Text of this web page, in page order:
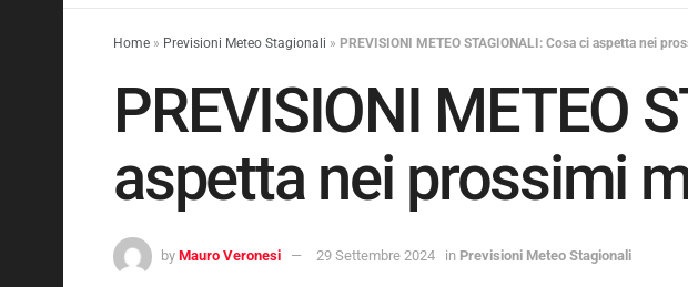
Home » Previsioni Meteo Stagionali » PREVISIONI METEO STAGIONALI: Cosa ci aspetta nei
PREVISIONI METEO
aspetta nei prossimi
by Mauro Veronesi 29 Settembre 2024 in Previsioni Meteo Stagionali